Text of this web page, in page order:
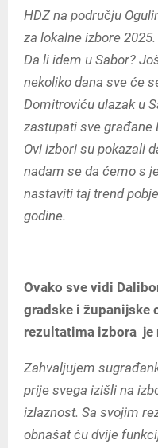
HDZ na području
za lokalne izbore 2025.
Da li idem u Sabor?
nekoliko dana sve će
Domitroviću ulazak u
zastupati sve građane
Ovi izbori su pokazali
nadam se da ćemo s
nastaviti taj trend
godine.
Ovako sve vidi
gradske i županijske
rezultatima izbora je
Zahvaljujem
prije svega izišli na
izlaznost. Sa svojim
obnašat ću dvije